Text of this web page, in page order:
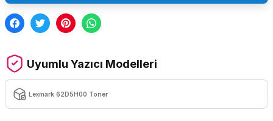
Uyumlu Yazıcı Modelleri
Lexmark 62D5H00 Toner